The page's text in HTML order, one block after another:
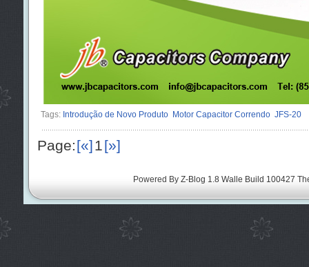
Tags: Introdução de Novo Produto Motor Capacitor Correndo JFS-20
Page:[«]1[»]
Powered By Z-Blog 1.8 Walle Build 100427